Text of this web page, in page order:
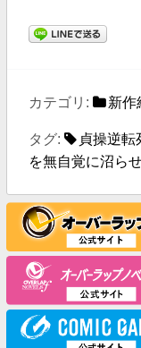
カテゴリ: 新作
タグ:
貞操逆
を無自覚に沼ら